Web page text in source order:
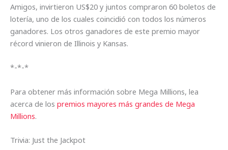
Amigos, invirtieron US$20 y juntos compraron 60 boletos de
lotería, uno de los cuales coincidió con todos los números
ganadores. Los otros ganadores de este premio mayor
récord vinieron de Illinois y Kansas.
*-*-*
Para obtener más información sobre Mega Millions, lea
acerca de los premios mayores más grandes de Mega
Millions.
Trivia: Just the Jackpot